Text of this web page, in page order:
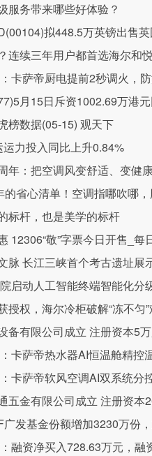
服务带来哪些好体验？
拟448.5万英镑出售
连续三年用户都首选海尔和
卡萨帝厨电提前2秒调火，
月15日斥资1002.69万港
榜数据(05-15) 观天下
力投入同比上升0.84%
年：把空调风变舒适、变健
省心清单！空调指哪吹哪
标杆，也是美学的标杆
12306“敬”字票今日开售_每
脉 长江三峡首个考古遗址展
启动人工智能终端智能化
授权，海尔冷柜破解“冻不匀
备有限公司成立 注册资本5
卡萨帝热水器AI恒温舱精控
卡萨帝软风空调AI双系统
五金有限公司成立 注册资本
发基金份额增加3230万份
融资净买入728.63万元，融